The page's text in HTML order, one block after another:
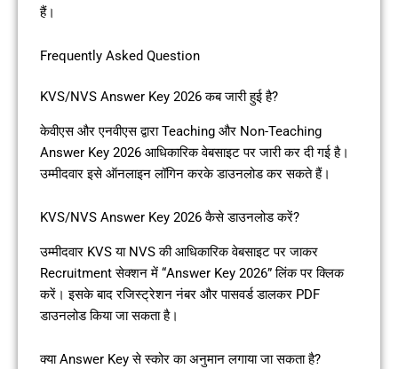
हैं।
Frequently Asked Question
KVS/NVS Answer Key 2026 कब जारी हुई है?
केवीएस और एनवीएस द्वारा Teaching और Non-Teaching
Answer Key 2026 आधिकारिक वेबसाइट पर जारी कर दी गई है।
उम्मीदवार इसे ऑनलाइन लॉगिन करके डाउनलोड कर सकते हैं।
KVS/NVS Answer Key 2026 कैसे डाउनलोड करें?
उम्मीदवार KVS या NVS की आधिकारिक वेबसाइट पर जाकर
Recruitment सेक्शन में “Answer Key 2026” लिंक पर क्लिक
करें। इसके बाद रजिस्ट्रेशन नंबर और पासवर्ड डालकर PDF
डाउनलोड किया जा सकता है।
क्या Answer Key से स्कोर का अनुमान लगाया जा सकता है?